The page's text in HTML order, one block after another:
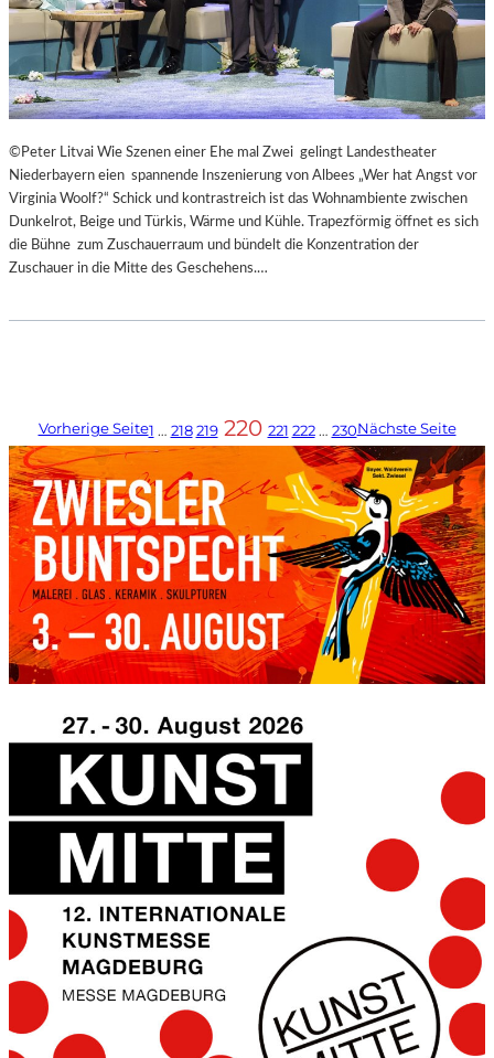
©Peter Litvai Wie Szenen einer Ehe mal Zwei gelingt Landestheater
Niederbayern eien spannende Inszenierung von Albees „Wer hat Angst vor
Virginia Woolf?“ Schick und kontrastreich ist das Wohnambiente zwischen
Dunkelrot, Beige und Türkis, Wärme und Kühle. Trapezförmig öffnet es sich
die Bühne zum Zuschauerraum und bündelt die Konzentration der
Zuschauer in die Mitte des Geschehens.…
Vorherige Seite1 … 218 219 220 221 222 … 230Nächste Seite